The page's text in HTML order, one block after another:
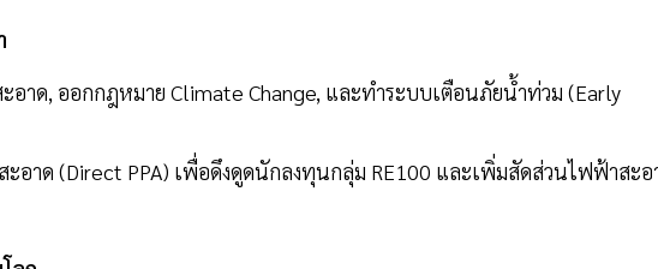
อาด, ออกกฎหมาย Climate Change, และทำระบบเตือนภัยน้ำท่วม (Early
ะอาด (Direct PPA) เพื่อดึงดูดนักลงทุนกลุ่ม RE100 และเพิ่มสัดส่วนไฟฟ้าสะอ